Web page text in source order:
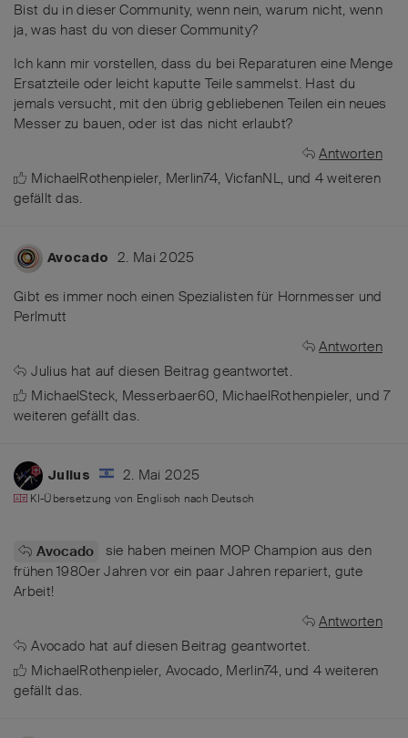
Bist du in dieser Community, wenn nein, warum nicht, wenn
ja, was hast du von dieser Community?
Ich kann mir vorstellen, dass du bei Reparaturen eine Menge
Ersatzteile oder leicht kaputte Teile sammelst. Hast du
jemals versucht, mit den übrig gebliebenen Teilen ein neues
Messer zu bauen, oder ist das nicht erlaubt?
Antworten
MichaelRothenpieler, Merlin74, VicfanNL, und 4 weiteren
gefällt das.
Avocado 2. Mai 2025
Gibt es immer noch einen Spezialisten für Hornmesser und
Perlmutt
Antworten
Julius hat auf diesen Beitrag geantwortet.
MichaelSteck, Messerbaer60, MichaelRothenpieler, und7
weiteren gefällt das.
Julius 2. Mai 2025
KI-Übersetzung von Englisch nach Deutsch
Avocado
sie haben meinen MOP Champion aus den
frühen 1980er Jahren vor ein paar Jahren repariert, gute
Arbeit!
Antworten
Avocado hat auf diesen Beitrag geantwortet.
MichaelRothenpieler, Avocado, Merlin74, und 4weiteren
gefällt das.